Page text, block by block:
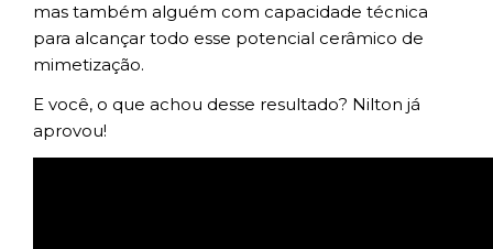
mas também alguém com capacidade técnica
para alcançar todo esse potencial cerâmico de
mimetização.
E você, o que achou desse resultado? Nilton já
aprovou!